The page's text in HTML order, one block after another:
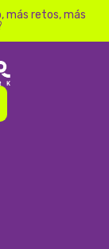
más retos, más